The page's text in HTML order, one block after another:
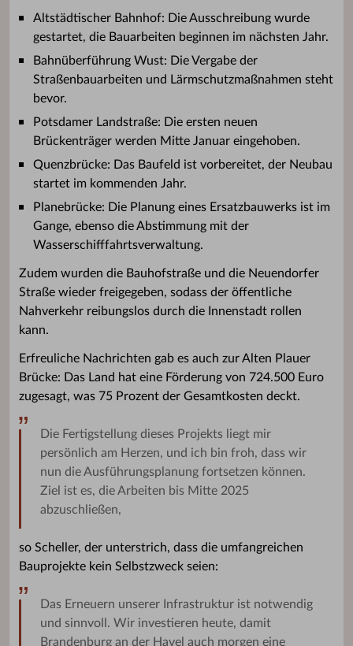
Altstädtischer Bahnhof: Die Ausschreibung wurde
gestartet, die Bauarbeiten beginnen im nächsten Jahr.
Bahnüberführung Wust: Die Vergabe der
Straßenbauarbeiten und Lärmschutzmaßnahmen steht
bevor.
Potsdamer Landstraße: Die ersten neuen
Brückenträger werden Mitte Januar eingehoben.
Quenzbrücke: Das Baufeld ist vorbereitet, der Neubau
startet im kommenden Jahr.
Planebrücke: Die Planung eines Ersatzbauwerks ist im
Gange, ebenso die Abstimmung mit der
Wasserschifffahrtsverwaltung.
Zudem wurden die Bauhofstraße und die Neuendorfer
Straße wieder freigegeben, sodass der öffentliche
Nahverkehr reibungslos durch die Innenstadt rollen
kann.
Erfreuliche Nachrichten gab es auch zur Alten Plauer
Brücke: Das Land hat eine Förderung von 724.500 Euro
zugesagt, was 75 Prozent der Gesamtkosten deckt.
Die Fertigstellung dieses Projekts liegt mir
persönlich am Herzen, und ich bin froh, dass wir
nun die Ausführungsplanung fortsetzen können.
Ziel ist es, die Arbeiten bis Mitte 2025
abzuschließen,
so Scheller, der unterstrich, dass die umfangreichen
Bauprojekte kein Selbstzweck seien:
Das Erneuern unserer Infrastruktur ist notwendig
und sinnvoll. Wir investieren heute, damit
Brandenburg an der Havel auch morgen eine